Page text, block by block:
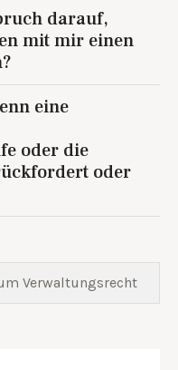
darauf,
mit mir einen
eine
oder die
oder
Verwaltungsrecht